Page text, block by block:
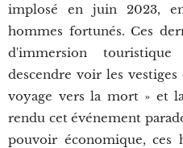
implosé en juin 2023,
hommes fortunés. Ces
d'immersion
descendre voir les
voyage vers la mort » et
rendu cet événement
pouvoir économique, ces